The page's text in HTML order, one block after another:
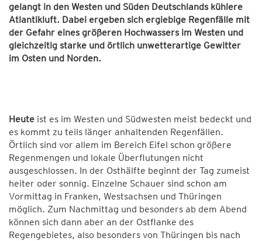
gelangt in den Westen und Süden Deutschlands kühlere
Atlantikluft. Dabei ergeben sich ergiebige Regenfälle mit
der Gefahr eines größeren Hochwassers im Westen und
gleichzeitig starke und örtlich unwetterartige Gewitter
im Osten und Norden.
Heute ist es im Westen und Südwesten meist bedeckt und
es kommt zu teils länger anhaltenden Regenfällen.
Örtlich sind vor allem im Bereich Eifel schon größere
Regenmengen und lokale Überflutungen nicht
ausgeschlossen. In der Osthälfte beginnt der Tag zumeist
heiter oder sonnig. Einzelne Schauer sind schon am
Vormittag in Franken, Westsachsen und Thüringen
möglich. Zum Nachmittag und besonders ab dem Abend
können sich dann aber an der Ostflanke des
Regengebietes, also besonders von Thüringen bis nach